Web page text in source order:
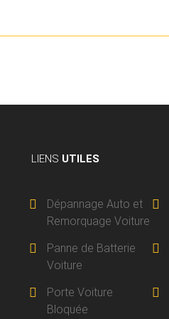
LIENS UTILES
Dépannage Auto et
Remorquage Voiture
Panne de Batterie
Voiture
Porte Voiture
Bloquée